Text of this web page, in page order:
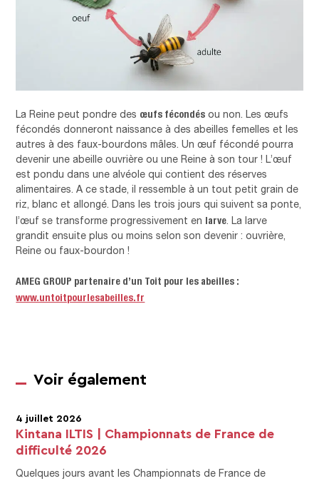
La Reine peut pondre des œufs fécondés ou non. Les œufs
fécondés donneront naissance à des abeilles femelles et les
autres à des faux-bourdons mâles. Un œuf fécondé pourra
devenir une abeille ouvrière ou une Reine à son tour ! L’œuf
est pondu dans une alvéole qui contient des réserves
alimentaires. A ce stade, il ressemble à un tout petit grain de
riz, blanc et allongé. Dans les trois jours qui suivent sa ponte,
l’œuf se transforme progressivement en larve . La larve
grandit ensuite plus ou moins selon son devenir : ouvrière,
Reine ou faux-bourdon !
AMEG GROUP partenaire d’un Toit pour les abeilles :
www.untoitpourlesabeilles.fr
Voir également
4 juillet 2026
Kintana ILTIS | Championnats de France de
difficulté 2026
Quelques jours avant les Championnats de France de